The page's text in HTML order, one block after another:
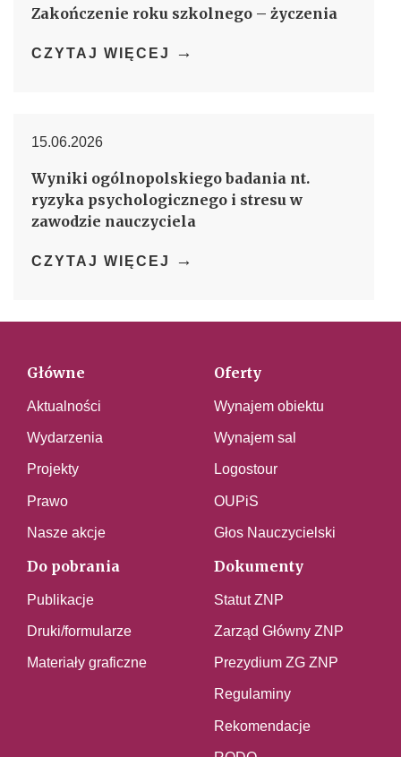
Zakończenie roku szkolnego – życzenia
CZYTAJ WIĘCEJ →
15.06.2026
Wyniki ogólnopolskiego badania nt.
ryzyka psychologicznego i stresu w
zawodzie nauczyciela
CZYTAJ WIĘCEJ →
Główne
Aktualności
Wydarzenia
Projekty
Prawo
Nasze akcje
Oferty
Wynajem obiektu
Wynajem sal
Logostour
OUPiS
Głos Nauczycielski
Do pobrania
Publikacje
Druki/formularze
Materiały graficzne
Dokumenty
Statut ZNP
Zarząd Główny ZNP
Prezydium ZG ZNP
Regulaminy
Rekomendacje